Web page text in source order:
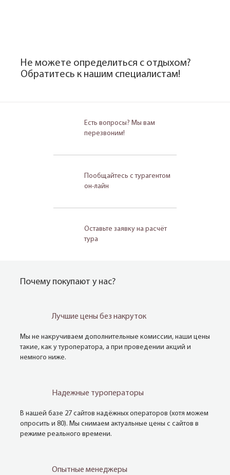
Не можете определиться с отдыхом?
Обратитесь к нашим специалистам!
Есть вопросы? Мы вам
перезвоним!
Пообщайтесь с турагентом
он-лайн
Оставьте заявку на расчёт
тура
Почему покупают у нас?
Лучшие цены без накруток
Мы не накручиваем дополнительные комиссии, наши цены
такие, как у туроператора, а при проведении акций и
немного ниже.
Надежные туроператоры
В нашей базе 27 сайтов надёжных операторов (хотя можем
опросить и 80). Мы снимаем актуальные цены с сайтов в
режиме реального времени.
Опытные менеджеры